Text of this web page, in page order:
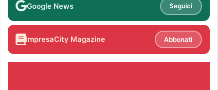
Google News Seguici
ImpresaCity Magazine Abbonati